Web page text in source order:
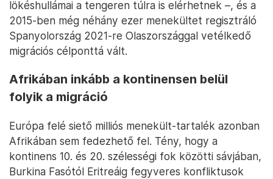
lökéshullámai a tengeren túlra is elérhetnek –, és a
2015-ben még néhány ezer menekültet regisztráló
Spanyolország 2021-re Olaszországgal vetélkedő
migrációs célponttá vált.
Afrikában inkább a kontinensen belül
folyik a migráció
Európa felé siető milliós menekült-tartalék azonban
Afrikában sem fedezhető fel. Tény, hogy a
kontinens 10. és 20. szélességi fok közötti sávjában,
Burkina Fasótól Eritreáig fegyveres konfliktusok